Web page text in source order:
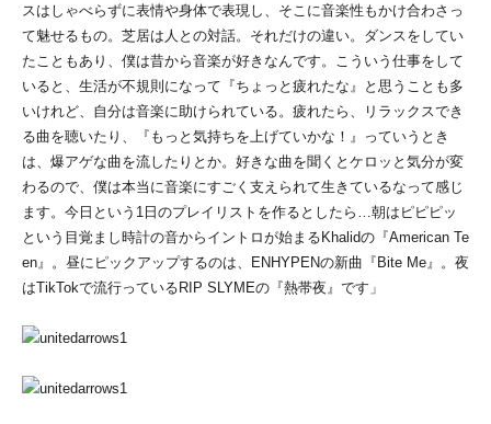
スはしゃべらずに表情や身体で表現し、そこに音楽性もかけ合わさっ
て魅せるもの。芝居は人との対話。それだけの違い。ダンスをしてい
たこともあり、僕は昔から音楽が好きなんです。こういう仕事をして
いると、生活が不規則になって『ちょっと疲れたな』と思うことも多
いけれど、自分は音楽に助けられている。疲れたら、リラックスでき
る曲を聴いたり、『もっと気持ちを上げていかな！』っていうとき
は、爆アゲな曲を流したりとか。好きな曲を聞くとケロッと気分が変
わるので、僕は本当に音楽にすごく支えられて生きているなって感じ
ます。今日という1日のプレイリストを作るとしたら…朝はピピピッ
という目覚まし時計の音からイントロが始まるKhalidの『American Te
en』。昼にピックアップするのは、ENHYPENの新曲『Bite Me』。夜
はTikTokで流行っているRIP SLYMEの『熱帯夜』です」